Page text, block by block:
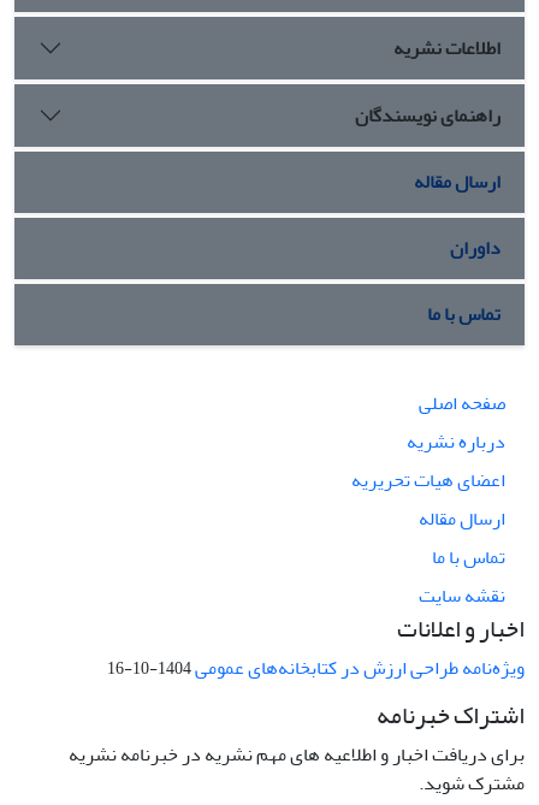
اطلاعات نشریه
راهنمای نویسندگان
ارسال مقاله
داوران
تماس با ما
صفحه اصلی
درباره نشریه
اعضای هیات تحریریه
ارسال مقاله
تماس با ما
نقشه سایت
اخبار و اعلانات
ویژه‌نامه طراحی ارزش در کتابخانه‌های عمومی1404-10-16
اشتراک خبرنامه
برای دریافت اخبار و اطلاعیه های مهم نشریه در خبرنامه نشریه
مشترک شوید.